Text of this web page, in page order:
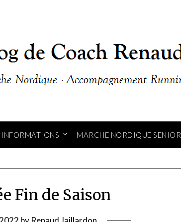
INFORMATIONS MARCHE NORDIQUE SENIOR
Fin de Saison